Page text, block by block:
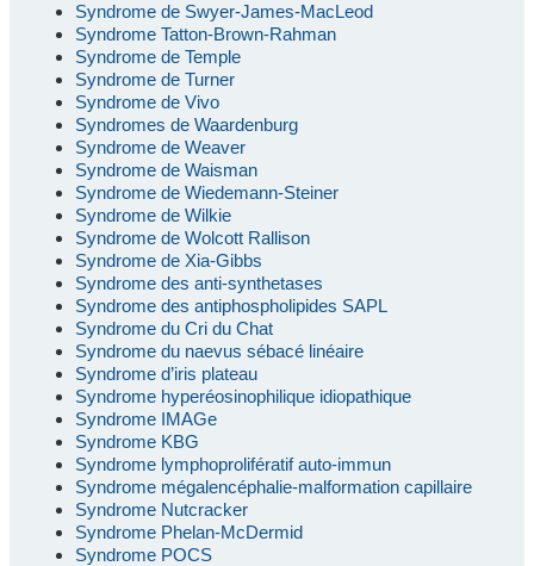
Syndrome de Swyer-James-MacLeod
Syndrome Tatton-Brown-Rahman
Syndrome de Temple
Syndrome de Turner
Syndrome de Vivo
Syndromes de Waardenburg
Syndrome de Weaver
Syndrome de Waisman
Syndrome de Wiedemann-Steiner
Syndrome de Wilkie
Syndrome de Wolcott Rallison
Syndrome de Xia-Gibbs
Syndrome des anti-synthetases
Syndrome des antiphospholipides SAPL
Syndrome du Cri du Chat
Syndrome du naevus sébacé linéaire
Syndrome d’iris plateau
Syndrome hyperéosinophilique idiopathique
Syndrome IMAGe
Syndrome KBG
Syndrome lymphoprolifératif auto-immun
Syndrome mégalencéphalie-malformation capillaire
Syndrome Nutcracker
Syndrome Phelan-McDermid
Syndrome POCS